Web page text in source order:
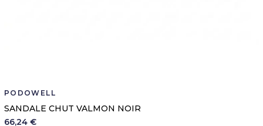
PODOWELL
SANDALE CHUT VALMON NOIR
66,24 €